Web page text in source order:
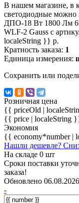
В нашем магазине, в
светодиодные можно
ДПО-18 Вт 1800 Лм
WLF-2 Gauss с
localeString }} р.
Кратность заказа: 1
Единица измерения:
Сохранить или
Розничная цена
{{ priceOld |
{{ price | localeString
Экономия
{{ economy*number |
Нашли дешевле?
На складе 0 шт
Сроки поставки
заказа!
Обновлено 06.08.2026
-